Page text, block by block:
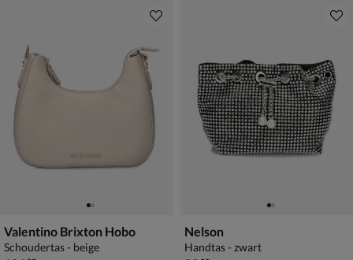
Valentino Brixton Hobo
Schoudertas - beige
Nelson
Handtas - zwart